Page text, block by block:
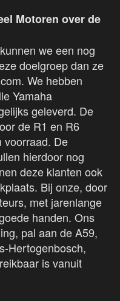
Motoren over de
we een nog
doelgroep dan ze
We hebben
Yamaha
geleverd. De
de R1 en R6
voorraad. De
hierdoor nog
deze klanten ook
Bij onze, door
met jarenlange
handen. Ons
pal aan de A59,
Hertogenbosch,
is vanuit